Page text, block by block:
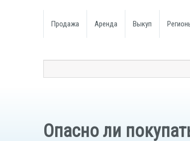
Продажа Аренда Выкуп
Опасно ли